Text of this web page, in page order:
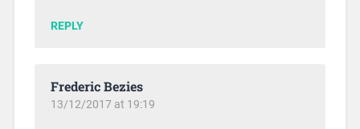
REPLY
Frederic Bezies
13/12/2017 at 19:19